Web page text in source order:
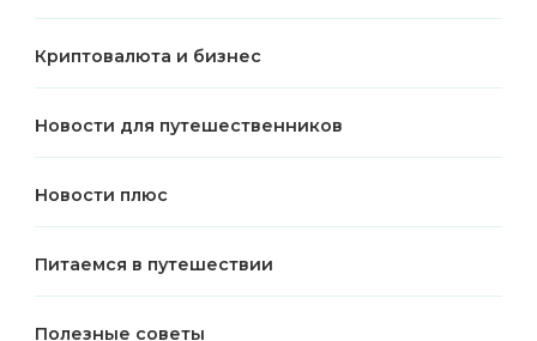
Криптовалюта и бизнес
Новости для путешественников
Новости плюс
Питаемся в путешествии
Полезные советы